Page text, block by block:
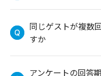
同じゲストが複数
すか
アンケートの回答